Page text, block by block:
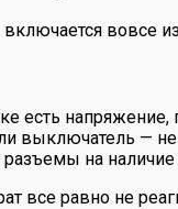
вовсе
есть
выключатель —
на
все равно не